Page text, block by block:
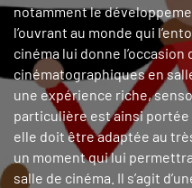
notamment le
l’ouvrant au monde qui
cinéma lui donne
cinématographiques en
une expérience riche,
particulière est ainsi portée
elle doit être adaptée au
un moment qui lui
salle de cinéma. Il s’agit